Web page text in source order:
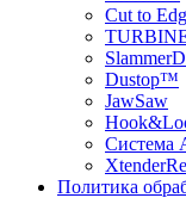
Cut to
Dustop™
JawSaw
Cистема
Политика